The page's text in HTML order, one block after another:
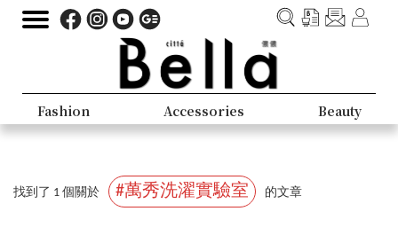
Fashion Accessories Beauty
找到了 1 個關於 #萬秀洗濯實驗室 的文章